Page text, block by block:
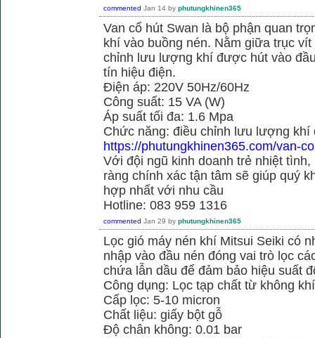
commented Jan 14 by phutungkhinen365
Van cổ hút Swan là bộ phận quan
khí vào buồng nén. Nằm giữa trục
chỉnh lưu lượng khí được hút vào
tín hiệu điện.
Điện áp: 220V 50Hz/60Hz
Công suất: 15 VA (W)
Áp suất tối đa: 1.6 Mpa
Chức năng: điều chỉnh lưu lượng khí
https://phutungkhinen365.com/van-
Với đội ngũ kinh doanh trẻ nhiệt
ràng chính xác tận tâm sẽ giúp quý
hợp nhất với nhu cầu
Hotline: 083 959 1316
commented Jan 29 by phutungkhinen365
Lọc gió máy nén khí Mitsui Seiki có
nhập vào đầu nén đóng vai trò lọc
chứa lẫn dầu để đảm bảo hiệu suất
Công dụng: Lọc tạp chất từ không
Cấp lọc: 5-10 micron
Chất liệu: giấy bột gỗ
Độ chân không: 0.01 bar